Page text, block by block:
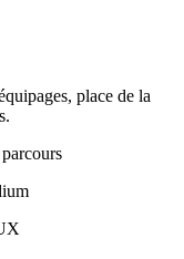
place de la